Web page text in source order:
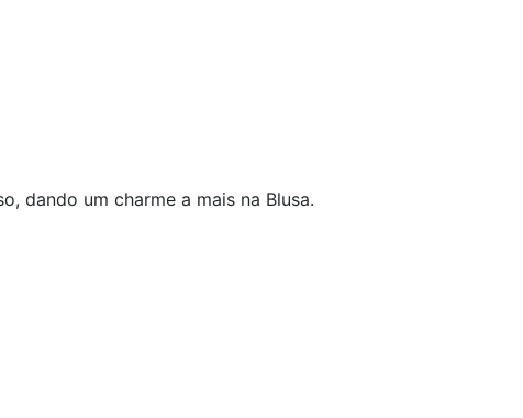
dando um charme a mais na Blusa.